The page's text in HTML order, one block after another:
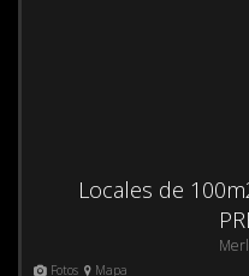
Locales de
Fotos Mapa